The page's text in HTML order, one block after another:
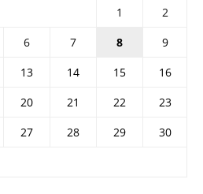
1
2
6 7 8
9
13 14 15
16
20 21 22
23
27 28 29
30